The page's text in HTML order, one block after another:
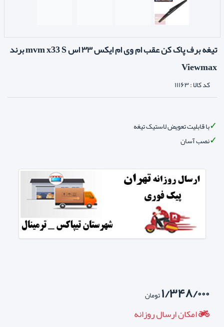
تیغه برف پاک کن عقب ام وی ام ایکس ۳۳ اس mvm x33 S برند
Viewmax
کد کالا :۱۱۱۶۳
با قابلیت تعویض لاستیک تیغه
نصب آسان
۱/۳۴۸/۰۰۰تومان
امکان ارسال روزانه